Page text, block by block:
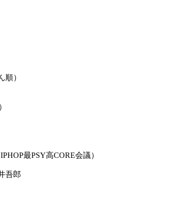
順）
最PSY高CORE会議）
吾郎